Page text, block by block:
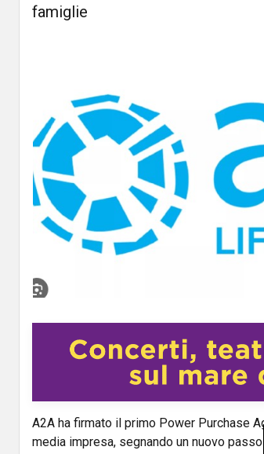
famiglie
A2A ha firmato il primo Power Purchase
media impresa, segnando un nuovo